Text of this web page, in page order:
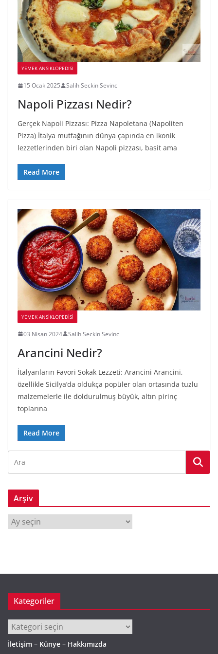
YEMEK ANSİKLOPEDİSİ
15 Ocak 2025 Salih Seckin Sevinc
Napoli Pizzası Nedir?
Gerçek Napoli Pizzası: Pizza Napoletana (Napoliten
Pizza) İtalya mutfağının dünya çapında en ikonik
lezzetlerinden biri olan Napoli pizzası, basit ama
Read More
YEMEK ANSİKLOPEDİSİ
03 Nisan 2024 Salih Seckin Sevinc
Arancini Nedir?
İtalyanların Favori Sokak Lezzeti: Arancini Arancini,
özellikle Sicilya’da oldukça popüler olan ortasında tuzlu
malzemelerle ile doldurulmuş büyük, altın pirinç
toplarına
Read More
Arşiv
r
Kategoriler
Kategoriler
İletişim – Künye – Hakkımızda